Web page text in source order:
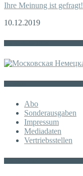
Ihre Meinung ist gefragt!
10.12.2019
Abo
Sonderausgaben
Impressum
Mediadaten
Vertriebsstellen